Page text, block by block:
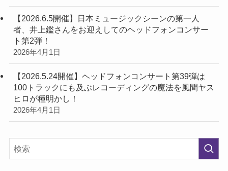
【2026.6.5開催】日本ミュージックシーンの第一人
者、井上鑑さんをお迎えしてのヘッドフォンコンサー
ト第2弾！
2026年4月1日
【2026.5.24開催】ヘッドフォンコンサート第39弾は
100トラックにも及ぶレコーディングの魔法を風間ヤス
ヒロが種明かし！
2026年4月1日